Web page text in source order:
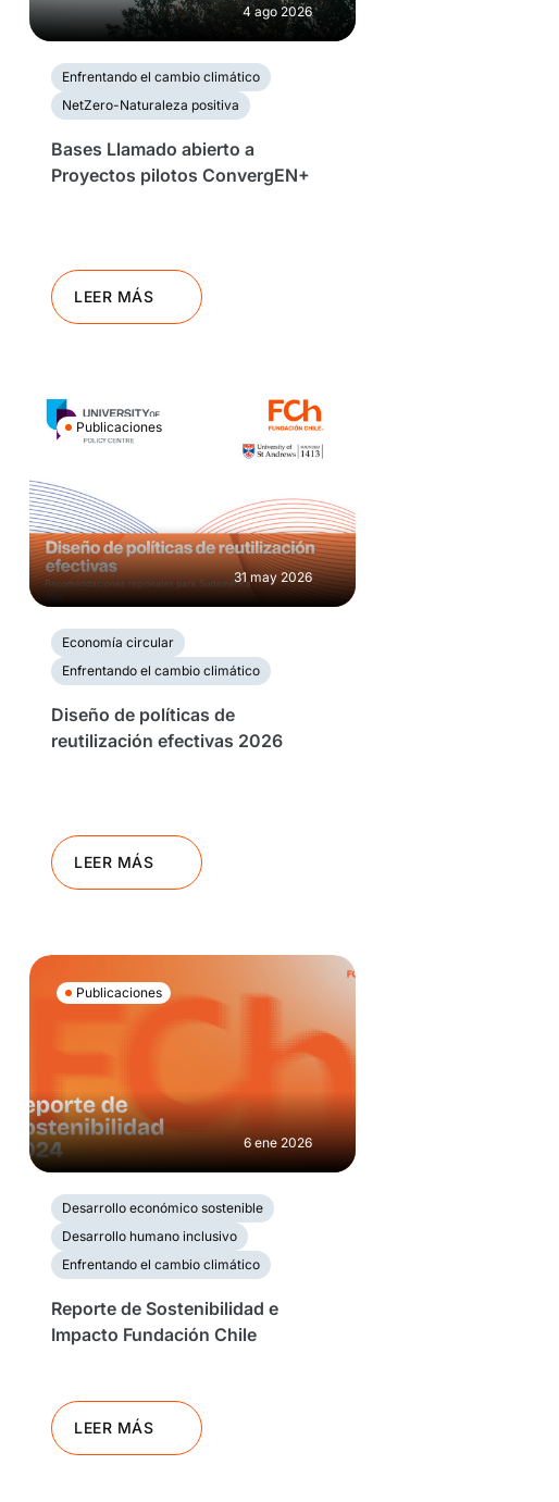
4 ago 2026
Enfrentando el cambio climático
NetZero-Naturaleza positiva
Bases Llamado abierto a
Proyectos pilotos ConvergEN+
LEER MÁS
Publicaciones
31 may 2026
Economía circular
Enfrentando el cambio climático
Diseño de políticas de
reutilización efectivas 2026
LEER MÁS
Publicaciones
6 ene 2026
Desarrollo económico sostenible
Desarrollo humano inclusivo
Enfrentando el cambio climático
Reporte de Sostenibilidad e
Impacto Fundación Chile
LEER MÁS